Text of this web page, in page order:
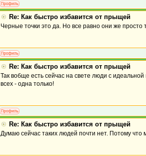
Re: Как быстро избавится от прыщей
Черные точки это да. Но все равно они же просто
Re: Как быстро избавится от прыщей
Так вобще есть сейчас на свете люди с
всех - одна только!
Re: Как быстро избавится от прыщей
Думаю сейчас таких людей почти нет. Потому что